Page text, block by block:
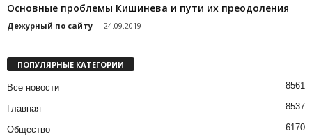
Основные проблемы Кишинева и пути их преодоления
Дежурный по сайту - 24.09.2019
ПОПУЛЯРНЫЕ КАТЕГОРИИ
Все новости 8561
Главная 8537
Общество 6170